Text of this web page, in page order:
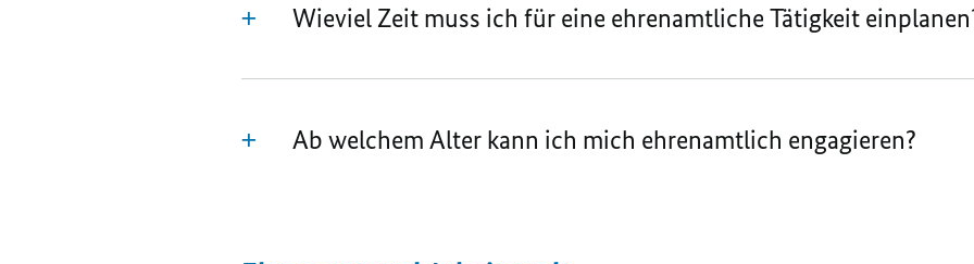
Wieviel Zeit muss ich für eine ehrenamtliche Tätigkeit
Ab welchem Alter kann ich mich ehrenamtlich engagieren?